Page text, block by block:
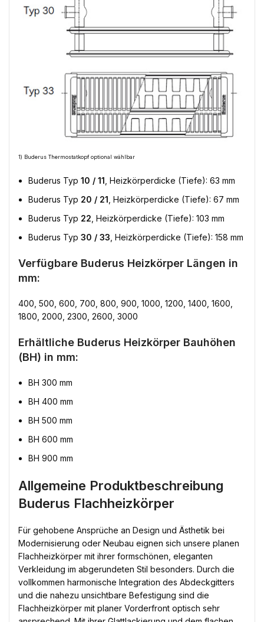
1) Buderus Thermostatkopf optional wählbar
Buderus Typ 10 / 11 , Heizkörperdicke (Tiefe): 63 mm
Buderus Typ 20 / 21 , Heizkörperdicke (Tiefe): 67 mm
Buderus Typ 22 , Heizkörperdicke (Tiefe): 103 mm
Buderus Typ 30 / 33 , Heizkörperdicke (Tiefe): 158 mm
Verfügbare Buderus Heizkörper Längen in
mm:
400, 500, 600, 700, 800, 900, 1000, 1200, 1400, 1600,
1800, 2000, 2300, 2600, 3000
Erhältliche Buderus Heizkörper Bauhöhen
(BH) in mm:
BH 300 mm
BH 400 mm
BH 500 mm
BH 600 mm
BH 900 mm
Allgemeine Produktbeschreibung
Buderus Flachheizkörper
Für gehobene Ansprüche an Design und Ästhetik bei
Modernisierung oder Neubau eignen sich unsere planen
Flachheizkörper mit ihrer formschönen, eleganten
Verkleidung im abgerundeten Stil besonders. Durch die
vollkommen harmonische Integration des Abdeckgitters
und die nahezu unsichtbare Befestigung sind die
Flachheizkörper mit planer Vorderfront optisch sehr